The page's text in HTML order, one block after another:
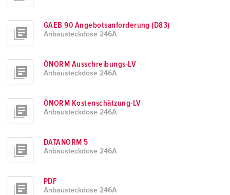
h
GAEB 90 Angebotsanforderung (D83)
Anbausteckdose 246A
ÖNORM Ausschreibungs-LV
Anbausteckdose 246A
ÖNORM Kostenschätzung-LV
Anbausteckdose 246A
DATANORM 5
Anbausteckdose 246A
PDF
Anbausteckdose 246A